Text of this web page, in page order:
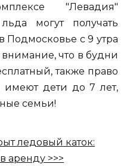
"Левадия"
могут получать
Подмосковье с 9 утра
что в будни
также право
имеют дети до 7 лет,
семьи!
ледовый каток:
аренду >>>